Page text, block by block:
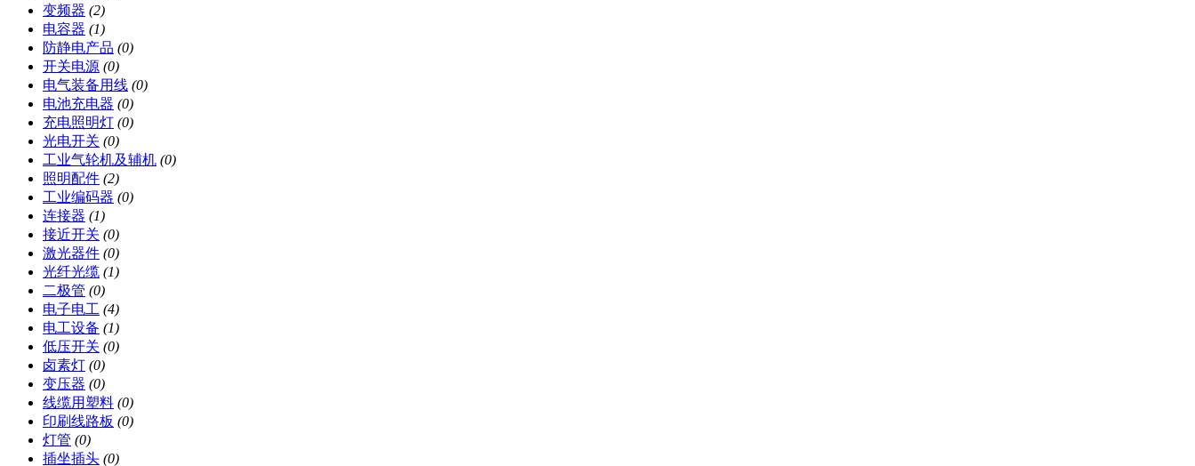
变频器 (2)
电容器 (1)
防静电产品 (0)
开关电源 (0)
电气装备用线 (0)
电池充电器 (0)
充电照明灯 (0)
光电开关 (0)
工业气轮机及辅机 (0)
照明配件 (2)
工业编码器 (0)
连接器 (1)
接近开关 (0)
激光器件 (0)
光纤光缆 (1)
二极管 (0)
电子电工 (4)
电工设备 (1)
低压开关 (0)
卤素灯 (0)
变压器 (0)
线缆用塑料 (0)
印刷线路板 (0)
灯管 (0)
插坐插头 (0)